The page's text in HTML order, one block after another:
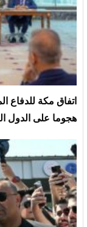
‏اتفاق مكة
هجوما على الدول